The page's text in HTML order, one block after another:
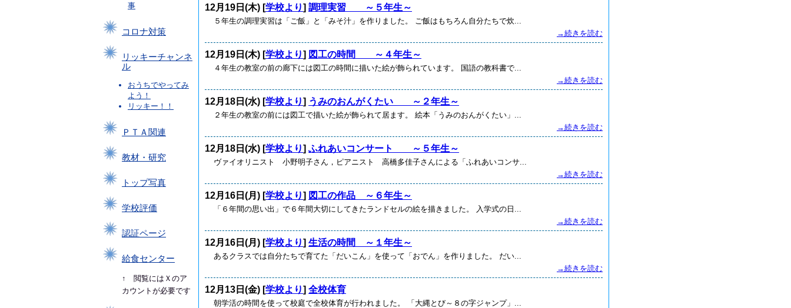
事
コロナ対策
リッキーチャンネ
ル
おうちでやってみ
よう！
リッキー！！
ＰＴＡ関連
教材・研究
トップ写真
学校評価
認証ページ
給食センター
↑ 閲覧にはＸのア
カウントが必要です
12月19日(木) [学校より] 調理実習 ～５年生～
５年生の調理実習は「ご飯」と「みそ汁」を作りました。 ご飯はもちろん自分たちで炊...
→続きを読む
12月19日(木) [学校より] 図工の時間 ～４年生～
４年生の教室の前の廊下には図工の時間に描いた絵が飾られています。 国語の教科書で...
→続きを読む
12月18日(水) [学校より] うみのおんがくたい ～２年生～
２年生の教室の前には図工で描いた絵が飾られて居ます。 絵本「うみのおんがくたい」...
→続きを読む
12月18日(水) [学校より] ふれあいコンサート ～５年生～
ヴァイオリニスト 小野明子さん，ピアニスト 高橋多佳子さんによる「ふれあいコンサ...
→続きを読む
12月16日(月) [学校より] 図工の作品 ～６年生～
「６年間の思い出」で６年間大切にしてきたランドセルの絵を描きました。 入学式の日...
→続きを読む
12月16日(月) [学校より] 生活の時間 ～１年生～
あるクラスでは自分たちで育てた「だいこん」を使って「おでん」を作りました。 だい...
→続きを読む
12月13日(金) [学校より] 全校体育
朝学活の時間を使って校庭で全校体育が行われました。 「大縄とび～８の字ジャンプ」...